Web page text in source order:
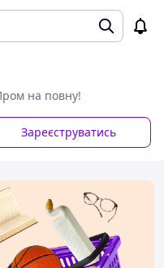
на повну!
Зареєструватись